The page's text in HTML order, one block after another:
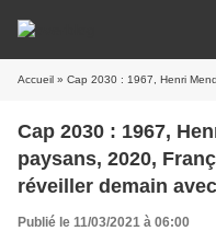
Accueil » Cap 2030 : 1967, Henri Mendras La Fin des paysans,
Cap 2030 : 1967,
paysans, 2020,
réveiller demain
agriculteurs ! »
Publié le 11/03/2021 à 06:00